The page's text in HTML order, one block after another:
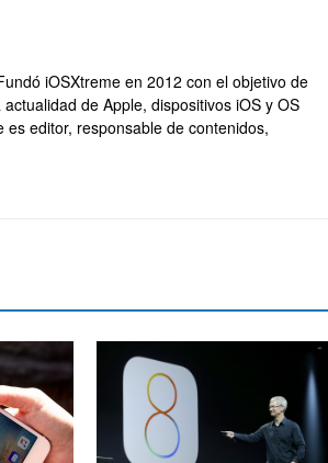
iOSXtreme en 2012 con el objetivo de
de Apple, dispositivos iOS y OS
editor, responsable de contenidos,